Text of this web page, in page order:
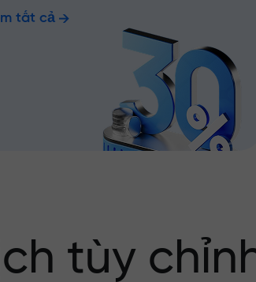
tất cả
tùy